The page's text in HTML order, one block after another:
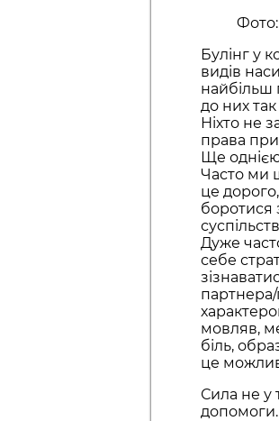
Фото:
Булінг у
видів
найбільш
до них
Ніхто не
права
Ще
Часто ми
це
боротися
Дуже
себе
мовляв,
біль,
це
Сила не у